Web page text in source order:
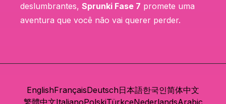
deslumbrantes, Sprunki Fase 7 promete uma
aventura que você não vai querer perder.
EnglishFrançaisDeutsch日本語한국인简体中文
繁體中文ItalianoPolskiTürkçeNederlandsArabic